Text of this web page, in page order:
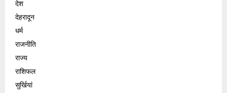
देश
देहरादून
धर्म
राजनीति
राज्य
राशिफल
सुर्खियां